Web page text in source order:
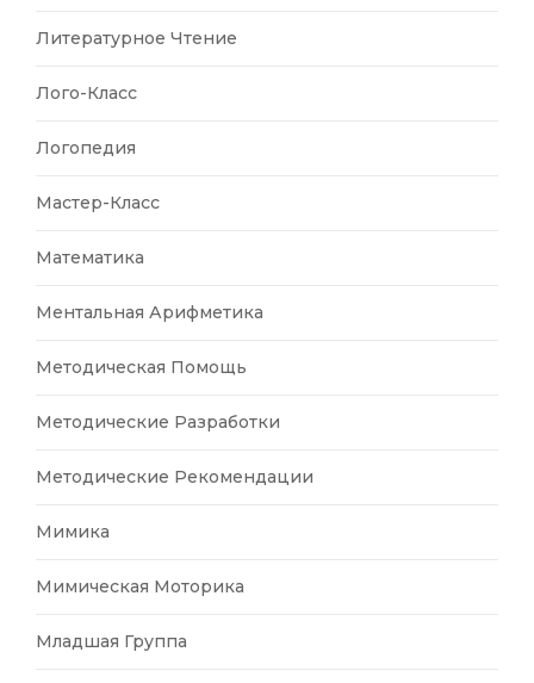
Литературное Чтение
Лого-Класс
Логопедия
Мастер-Класс
Математика
Ментальная Арифметика
Методическая Помощь
Методические Разработки
Методические Рекомендации
Мимика
Мимическая Моторика
Младшая Группа